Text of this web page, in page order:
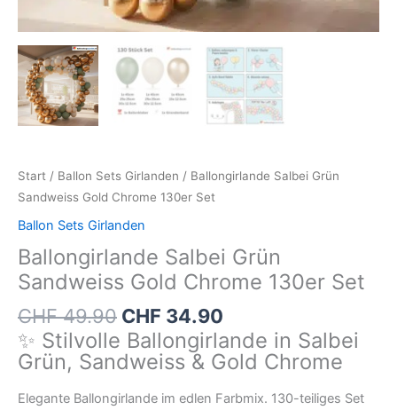
Start / Ballon Sets Girlanden / Ballongirlande Salbei Grün
Sandweiss Gold Chrome 130er Set
Ballon Sets Girlanden
Ballongirlande Salbei Grün
Sandweiss Gold Chrome 130er Set
CHF49.90 CHF 34.90
✨ Stilvolle Ballongirlande in Salbei
Grün, Sandweiss & Gold Chrome
Elegante Ballongirlande im edlen Farbmix. 130-teiliges Set